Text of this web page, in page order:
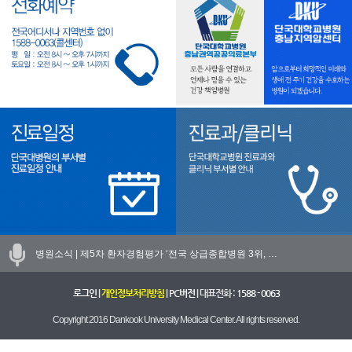
병원소식 | 제5차 환자경험평가 ‘전국 상급종합병원 3위, …
로그인| 개인정보처리방침| PC버전| 대표전화 : 1588 - 0063
Copyright 2016 Dankook University Medical Center. All rights reserved.